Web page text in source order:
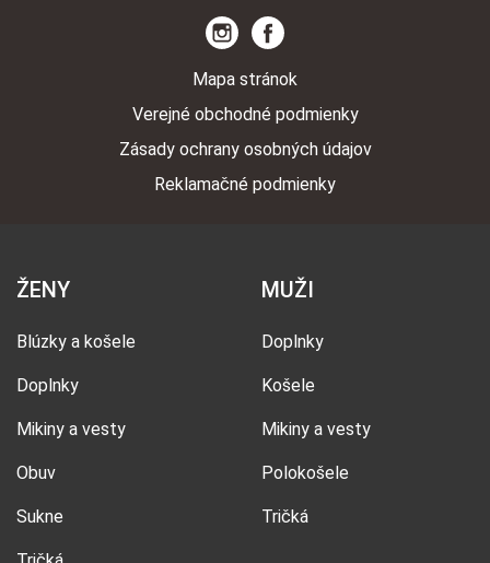
Mapa stránok
Verejné obchodné podmienky
Zásady ochrany osobných údajov
Reklamačné podmienky
ŽENY
Blúzky a košele
Doplnky
Mikiny a vesty
Obuv
Sukne
MUŽI
Doplnky
Košele
Mikiny a vesty
Polokošele
Tričká